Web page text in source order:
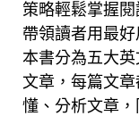
策略輕鬆掌握
帶領讀者用最好
本書分為五大
文章，每篇文
懂、分析文章，